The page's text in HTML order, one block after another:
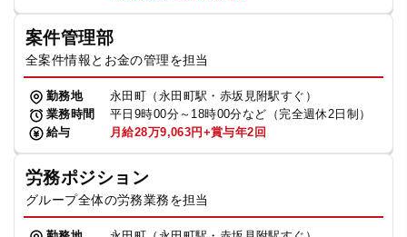
案件管理部
全案件情報とお金の管理を担当
勤務地
永田町（永田町駅・赤坂見附駅すぐ）
業務時間
平日9時00分～18時00分など（完全週休2日制）
給与
月給28万9,063円+賞与年2回
労務ポジション
グループ全体の労務業務を担当